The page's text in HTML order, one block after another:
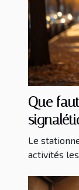
Que
Le
activités les